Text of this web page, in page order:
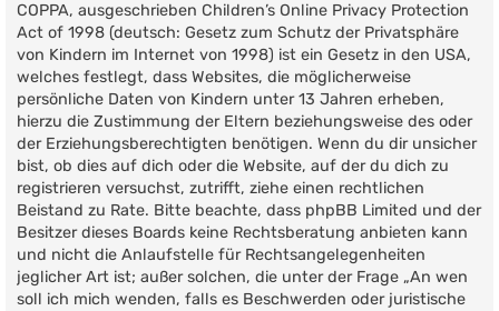
COPPA, ausgeschrieben Children’s Online Privacy Protection
Act of 1998 (deutsch: Gesetz zum Schutz der Privatsphäre
von Kindern im Internet von 1998) ist ein Gesetz in den USA,
welches festlegt, dass Websites, die möglicherweise
persönliche Daten von Kindern unter 13 Jahren erheben,
hierzu die Zustimmung der Eltern beziehungsweise des oder
der Erziehungsberechtigten benötigen. Wenn du dir unsicher
bist, ob dies auf dich oder die Website, auf der du dich zu
registrieren versuchst, zutrifft, ziehe einen rechtlichen
Beistand zu Rate. Bitte beachte, dass phpBB Limited und der
Besitzer dieses Boards keine Rechtsberatung anbieten kann
und nicht die Anlaufstelle für Rechtsangelegenheiten
jeglicher Art ist; außer solchen, die unter der Frage „An wen
soll ich mich wenden, falls es Beschwerden oder juristische